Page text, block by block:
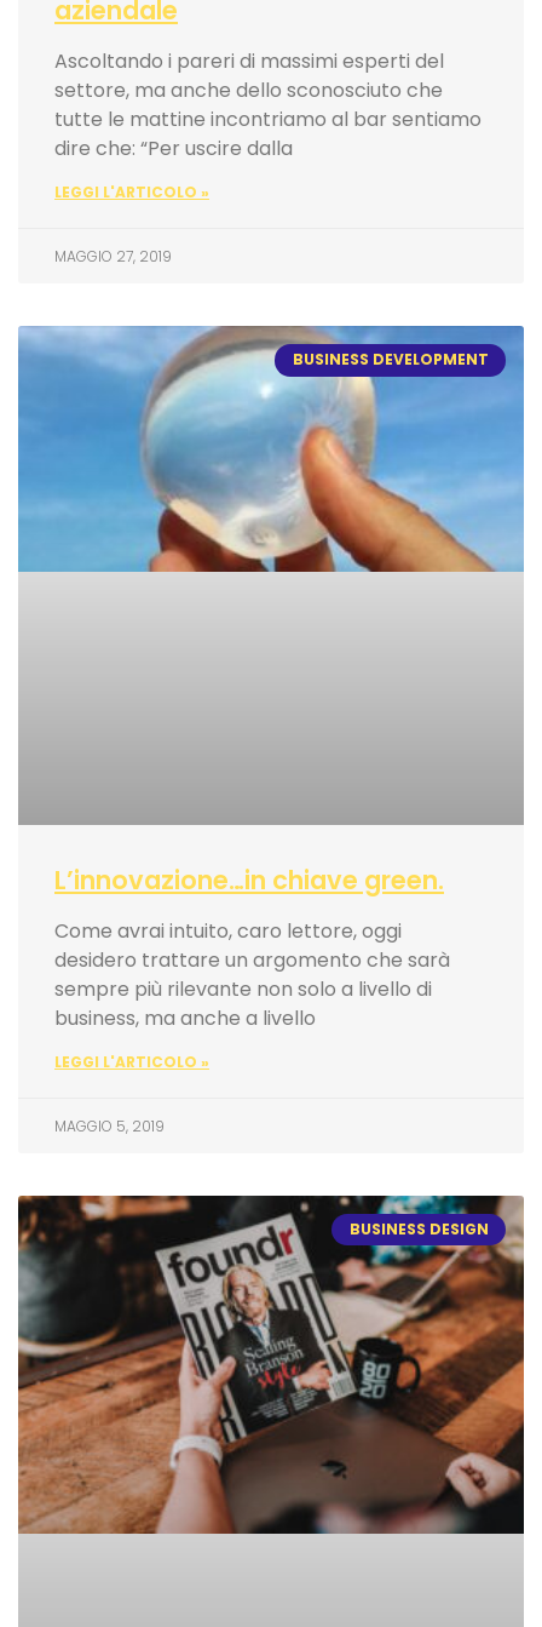
aziendale
Ascoltando i pareri di massimi esperti del
settore, ma anche dello sconosciuto che
tutte le mattine incontriamo al bar sentiamo
dire che: “Per uscire dalla
LEGGI L'ARTICOLO »
MAGGIO 27, 2019
BUSINESS DEVELOPMENT
L’innovazione…in chiave green.
Come avrai intuito, caro lettore, oggi
desidero trattare un argomento che sarà
sempre più rilevante non solo a livello di
business, ma anche a livello
LEGGI L'ARTICOLO »
MAGGIO 5, 2019
BUSINESS DESIGN